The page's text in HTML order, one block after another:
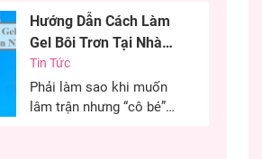
nữ có những phút giây ân
ái hiệu quả. Nếu bạn đang
khó khăn trong việc tìm
một dương vật có kích
thước như ý thì chim giả
Hướng Dẫn Cách Làm
Gel Bôi Trơn Tại Nhà
Đơn Giản Nhất
Tin Tức
Phải làm sao khi muốn
lâm trận nhưng “cô bé”